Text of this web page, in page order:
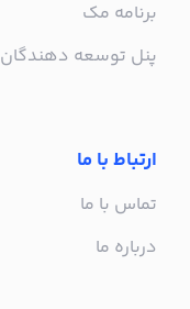
برنامه مک
پنل توسعه دهندگان
ارتباط با ما
تماس با ما
درباره ما